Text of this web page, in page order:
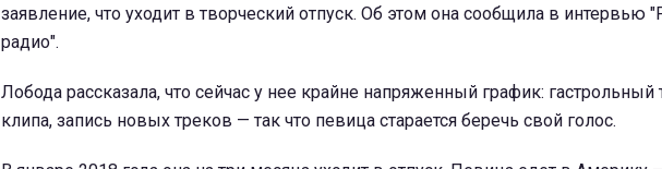
заявление, что уходит в творческий отпуск. Об этом она сообщила в интервью
радио".
Лобода рассказала, что сейчас у нее крайне напряженный график: гастрольный
клипа, запись новых треков — так что певица старается беречь свой голос.